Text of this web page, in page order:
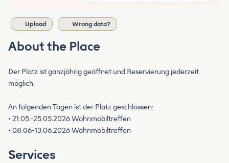
Upload Wrong data?
About the Place
Der Platz ist ganzjährig geöffnet und Reservierung jederzeit
möglich.
An folgenden Tagen ist der Platz geschlossen:
• 21.05.-25.05.2026 Wohnmobiltreffen
• 08.06-13.06.2026 Wohnmobiltreffen
Services